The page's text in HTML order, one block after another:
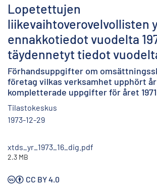
Lopetettujen
liikevaihtoverovelvollisten
ennakkotiedot vuodelta
täydennetyt tiedot
Förhandsuppgifter om
företag vilkas verksamhet upphört år
kompletterade uppgifter för året 1971
Tilastokeskus
1973-12-29
xtds_yr_1973_16_dig.pdf
2.3 MB
CC BY 4.0